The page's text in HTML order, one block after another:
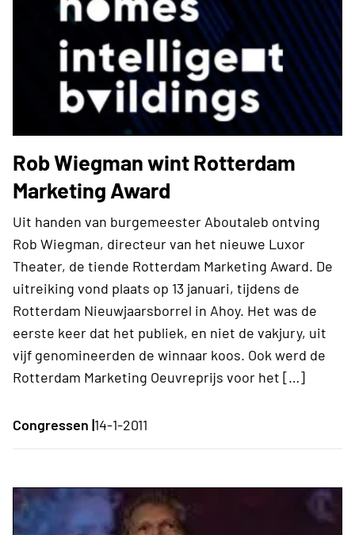
Rob Wiegman wint Rotterdam
Marketing Award
Uit handen van burgemeester Aboutaleb ontving
Rob Wiegman, directeur van het nieuwe Luxor
Theater, de tiende Rotterdam Marketing Award. De
uitreiking vond plaats op 13 januari, tijdens de
Rotterdam Nieuwjaarsborrel in Ahoy. Het was de
eerste keer dat het publiek, en niet de vakjury, uit
vijf genomineerden de winnaar koos. Ook werd de
Rotterdam Marketing Oeuvreprijs voor het […]
Congressen |14-1-2011